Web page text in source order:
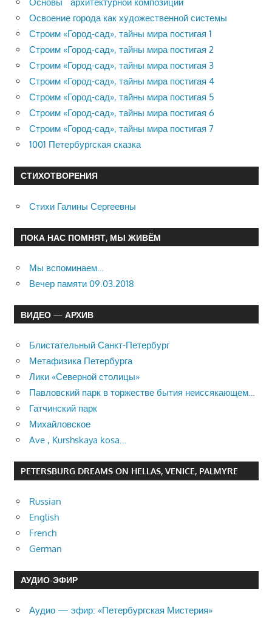
Основы архитектурной композиции
Освоение города как художественной системы
Строим «Город-сад», тайны мира постигая 1
Строим «Город-сад», тайны мира постигая 2
Строим «Город-сад», тайны мира постигая 3
Строим «Город-сад», тайны мира постигая 4
Строим «Город-сад», тайны мира постигая 5
Строим «Город-сад», тайны мира постигая 6
Строим «Город-сад», тайны мира постигая 7
1001 Петербургская сказка
СТИХОТВОРЕНИЯ
Стихи Галины Сергеевны
ПОКА НАС ПОМНЯТ, МЫ ЖИВЁМ
Мы вспоминаем…
Вечер памяти 09.03.2018
ВИДЕО — АРХИВ
Блистательный Санкт-Петербург
Метафизика Петербурга
Лики «Северной столицы»
Павловский парк в торжестве бытия неиссякающем…
Гатчинский парк
Михайловское
Ave , Kurshskaya kosa…
PETERSBURG DREAMS ON HELLAS, VENICE, PALMYRE
Russian
English
French
German
АУДИО-ЭФИР
Аудио — эфир: «Петербургская Мистерия»